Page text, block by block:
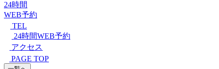
24時間
WEB予約
TEL
24時間WEB予約
アクセス
PAGE TOP